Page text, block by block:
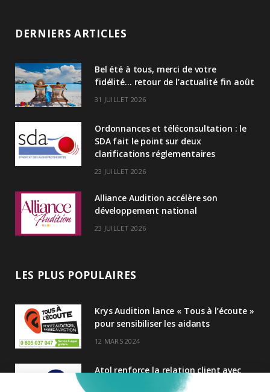
e
n
DERNIERS ARTICLES
Bel été à tous, merci de votre
fidélité… retour de l’actualité fin août
31 JUILLET 2026
Ordonnances et téléconsultation : le
SDA fait le point sur deux
clarifications réglementaires
23 JUILLET 2026
Alliance Audition accélère son
développement national
23 JUILLET 2026
LES PLUS POPULAIRES
Krys Audition lance « Tous à l’écoute »
pour sensibiliser les aidants
12 MARS 2024
Atol renforce la relation client avec
une nouvelle campagne axée sur la